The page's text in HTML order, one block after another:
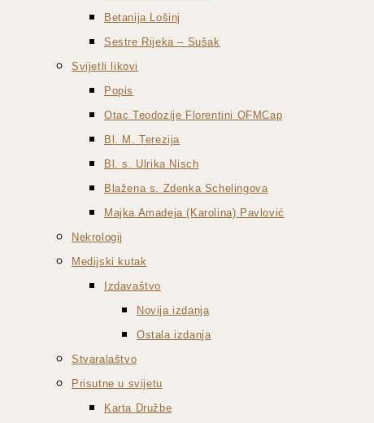
Betanija Lošinj
Sestre Rijeka – Sušak
Svijetli likovi
Popis
Otac Teodozije Florentini OFMCap
Bl. M. Terezija
Bl. s. Ulrika Nisch
Blažena s. Zdenka Schelingova
Majka Amadeja (Karolina) Pavlović
Nekrologij
Medijski kutak
Izdavaštvo
Novija izdanja
Ostala izdanja
Stvaralaštvo
Prisutne u svijetu
Karta Družbe